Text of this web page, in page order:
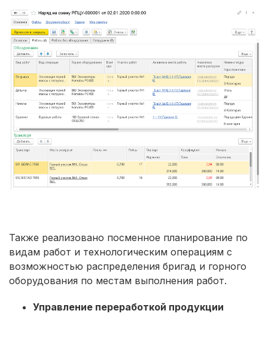
Также реализовано посменное планирование по
видам работ и технологическим операциям с
возможностью распределения бригад и горного
оборудования по местам выполнения работ.
Управление переработкой продукции